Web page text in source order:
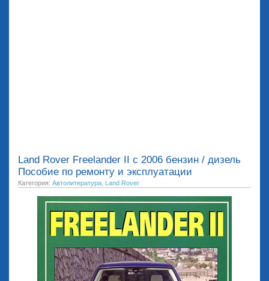
Land Rover Freelander II с 2006 бензин / дизель
Пособие по ремонту и эксплуатации
Категория: Автолитература Land Rover